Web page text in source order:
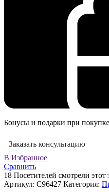
Бонусы и подарки при покупке
Заказать консультацию
В Избранное
Сравнить
18 Посетителей смотрели этот
Артикул: C96427 Категория: